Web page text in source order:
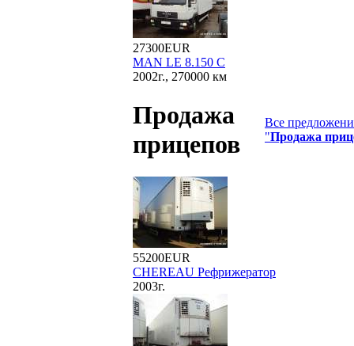
27300EUR
MAN LE 8.150 C
2002г., 270000 км
Продажа
прицепов
Все
"Продажа
55200EUR
CHEREAU Рефрижератор
2003г.